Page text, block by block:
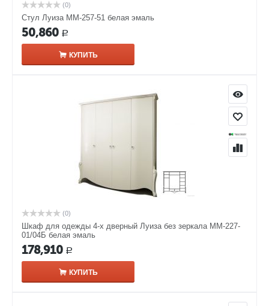
(0)
Стул Луиза ММ-257-51 белая эмаль
50,860 Р
КУПИТЬ
(0)
Шкаф для одежды 4-х дверный Луиза без зеркала ММ-227-
01/04Б белая эмаль
178,910 Р
КУПИТЬ